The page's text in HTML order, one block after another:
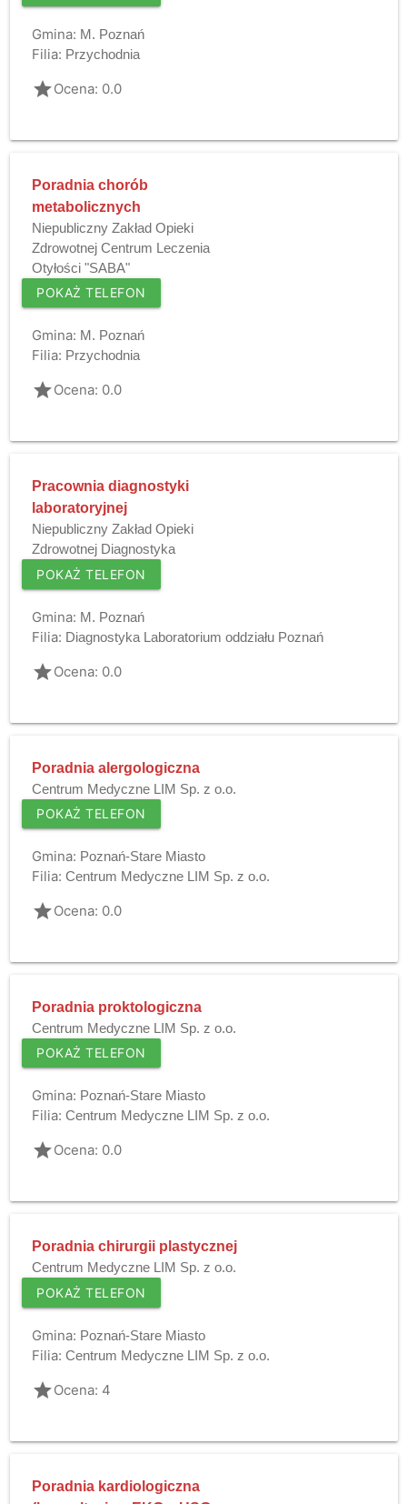
Gmina: M. Poznań
Filia: Przychodnia
gradeOcena: 0.0
Poradnia chorób
metabolicznych
Niepubliczny Zakład Opieki
Zdrowotnej Centrum Leczenia
Otyłości "SABA"
POKAŻ TELEFON
Gmina: M. Poznań
Filia: Przychodnia
gradeOcena: 0.0
Pracownia diagnostyki
laboratoryjnej
Niepubliczny Zakład Opieki
Zdrowotnej Diagnostyka
POKAŻ TELEFON
Gmina: M. Poznań
Filia: Diagnostyka Laboratorium oddziału Poznań
gradeOcena: 0.0
Poradnia alergologiczna
Centrum Medyczne LIM Sp. z o.o.
POKAŻ TELEFON
Gmina: Poznań-Stare Miasto
Filia: Centrum Medyczne LIM Sp. z o.o.
gradeOcena: 0.0
Poradnia proktologiczna
Centrum Medyczne LIM Sp. z o.o.
POKAŻ TELEFON
Gmina: Poznań-Stare Miasto
Filia: Centrum Medyczne LIM Sp. z o.o.
gradeOcena: 0.0
Poradnia chirurgii plastycznej
Centrum Medyczne LIM Sp. z o.o.
POKAŻ TELEFON
Gmina: Poznań-Stare Miasto
Filia: Centrum Medyczne LIM Sp. z o.o.
gradeOcena: 4
Poradnia kardiologiczna